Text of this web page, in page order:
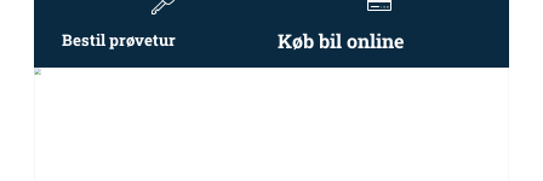
Bestil prøvetur Køb bil online